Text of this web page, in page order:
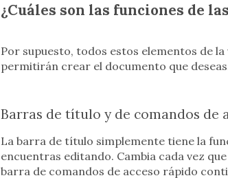
¿Cuáles son las funciones de
Por supuesto, todos estos elementos de
permitirán crear el documento que
Barras de título y de comandos de
La barra de título simplemente tiene la
encuentras editando. Cambia cada vez
barra de comandos de acceso rápido